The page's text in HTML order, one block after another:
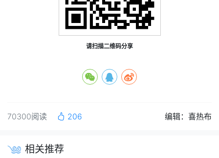
请扫描二维码分享
70300阅读 206 编辑：喜热布
相关推荐